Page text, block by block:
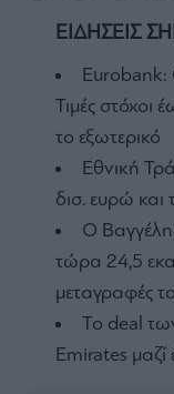
ΕΙΔΗΣΕΙΣ
Eurobank:
Τιμές στόχοι
το εξωτερικό
Εθνική
δισ. ευρώ και
Ο
τώρα 24,5
μεταγραφές
To deal
Emirates